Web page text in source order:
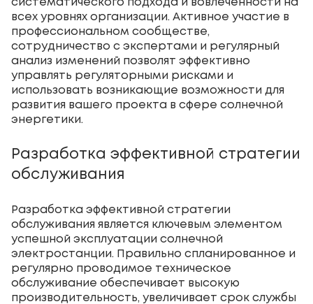
систематического подхода и вовлеченности на
всех уровнях организации. Активное участие в
профессиональном сообществе,
сотрудничество с экспертами и регулярный
анализ изменений позволят эффективно
управлять регуляторными рисками и
использовать возникающие возможности для
развития вашего проекта в сфере солнечной
энергетики.
Разработка эффективной стратегии
обслуживания
Разработка эффективной стратегии
обслуживания является ключевым элементом
успешной эксплуатации солнечной
электростанции. Правильно спланированное и
регулярно проводимое техническое
обслуживание обеспечивает высокую
производительность, увеличивает срок службы